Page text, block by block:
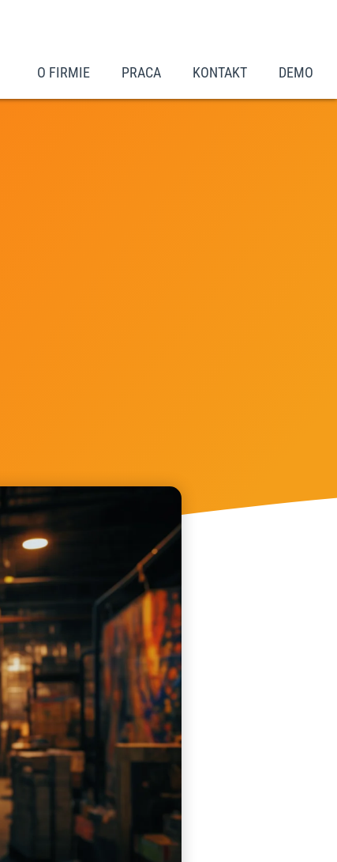
O FIRMIE PRACA KONTAKT DEMO